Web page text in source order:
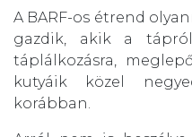
A BARF-os étrend
gazdik, akik a
táplálkozásra,
kutyáik közel
korábban.